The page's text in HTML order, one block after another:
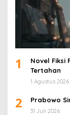
1
Novel Fiksi
Tertahan
1 Agustus 2026
2 Prabowo
31 Juli 2026